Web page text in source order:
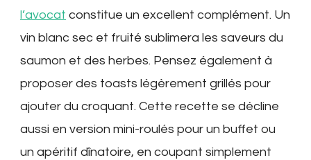
l’avocat constitue un excellent complément. Un
vin blanc sec et fruité sublimera les saveurs du
saumon et des herbes. Pensez également à
proposer des toasts légèrement grillés pour
ajouter du croquant. Cette recette se décline
aussi en version mini-roulés pour un buffet ou
un apéritif dînatoire, en coupant simplement